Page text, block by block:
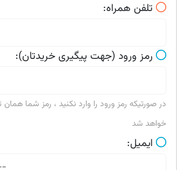
تلفن همراه:
رمز ورود (جهت پیگیری خریدتان):
در صورتیکه رمز ورود را وارد نکنید ، رمز شما
خواهد شد
ایمیل: